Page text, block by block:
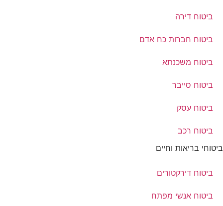
ביטוח דירה
ביטוח חברות כח אדם
ביטוח משכנתא
ביטוח סייבר
ביטוח עסק
ביטוח רכב
ביטוחי בריאות וחיים
ביטוח דירקטורים
ביטוח אנשי מפתח